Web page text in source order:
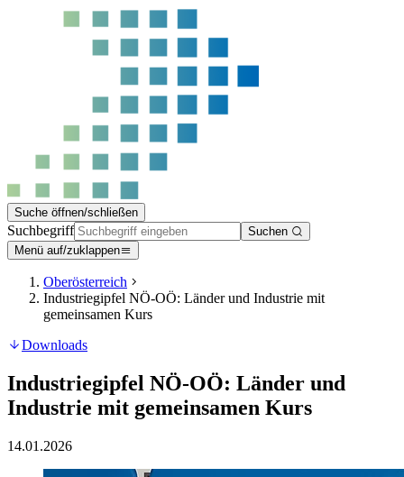
Suche öffnen/schließen
Suchbegriff
Suchen
Menü auf/zuklappen
Oberösterreich
Industriegipfel NÖ-OÖ: Länder und Industrie mit
gemeinsamen Kurs
Downloads
Industriegipfel NÖ-OÖ: Länder und
Industrie mit gemeinsamen Kurs
14.01.2026